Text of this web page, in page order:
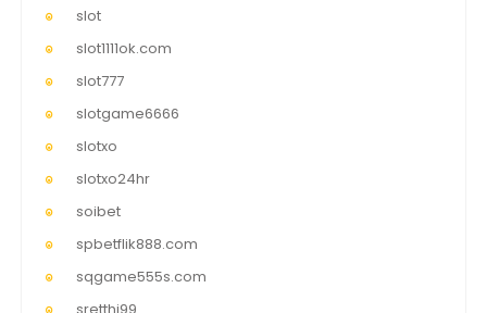
slot
slot1111ok.com
slot777
slotgame6666
slotxo
slotxo24hr
soibet
spbetflik888.com
sqgame555s.com